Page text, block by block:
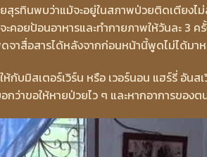
สุรทินพบว่าแม้จะอยู่ในสภาพป่วยติดเตียงไ
คอยป้อนอาหารและทำกายภาพให้วันละ 3
จาสื่อสารได้หลังจากก่อนหน้านี้พูดไม่ได้มา
กับมิสเตอร์เวิร์น หรือ เวอร์นอน แฮร์รี่ อัน
ว่าขอให้หายป่วยไว ๆ และหากอาการของต